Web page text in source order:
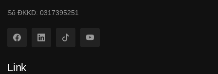
Số ĐKKD: 0317395251
Link